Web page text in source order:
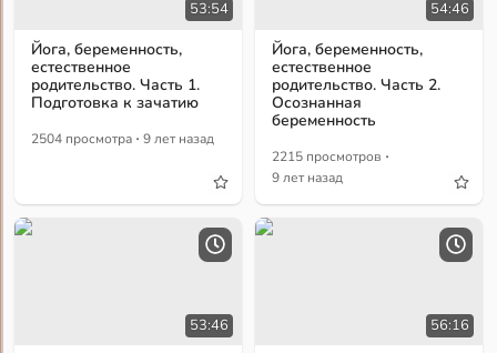
53:54
Йога, беременность,
естественное
родительство. Часть 1.
Подготовка к зачатию
2504 просмотра · 9 лет назад
54:46
Йога, беременность,
естественное
родительство. Часть 2.
Осознанная
беременность
2215 просмотров ·
9 лет назад
53:46 56:16